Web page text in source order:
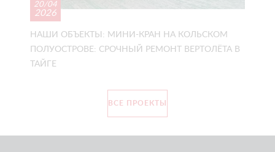
20/04
2026
НАШИ ОБЪЕКТЫ: МИНИ-КРАН НА КОЛЬСКОМ
ПОЛУОСТРОВЕ: СРОЧНЫЙ РЕМОНТ ВЕРТОЛЁТА В
ТАЙГЕ
ВСЕ ПРОЕКТЫ